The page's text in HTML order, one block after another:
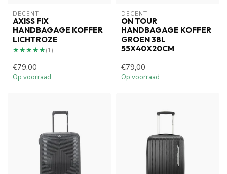
DECENT
AXISS FIX
HANDBAGAGE KOFFER
LICHTROZE
★★★★★
★★★★★(1)
€79,00
Op voorraad
DECENT
ON TOUR
HANDBAGAGE KOFFER
GROEN 38L
55X40X20CM
€79,00
Op voorraad